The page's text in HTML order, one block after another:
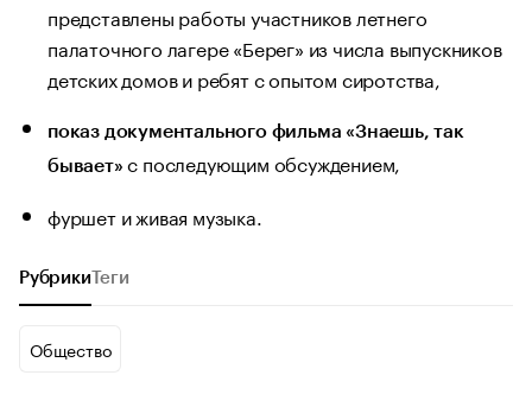
представлены работы участников летнего
палаточного лагере «Берег» из числа выпускников
детских домов и ребят с опытом сиротства,
показ документального фильма «Знаешь, так
бывает» с последующим обсуждением,
фуршет и живая музыка.
Рубрики Теги
Общество